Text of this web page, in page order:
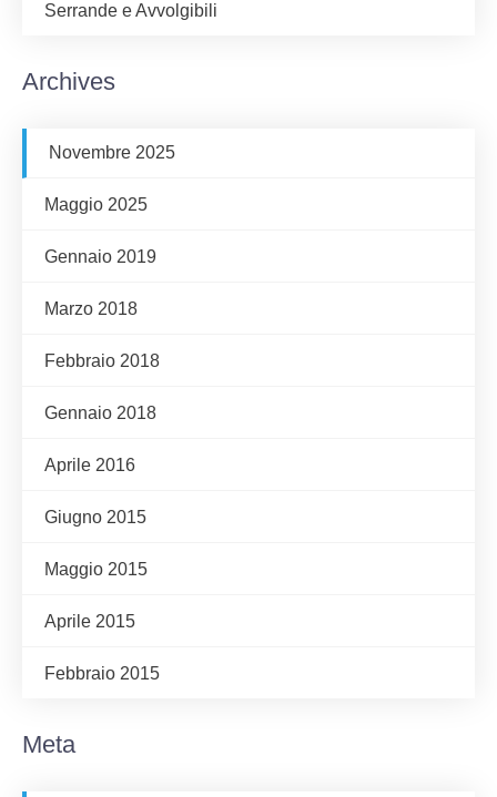
Serrande e Avvolgibili
Archives
Novembre 2025
Maggio 2025
Gennaio 2019
Marzo 2018
Febbraio 2018
Gennaio 2018
Aprile 2016
Giugno 2015
Maggio 2015
Aprile 2015
Febbraio 2015
Meta